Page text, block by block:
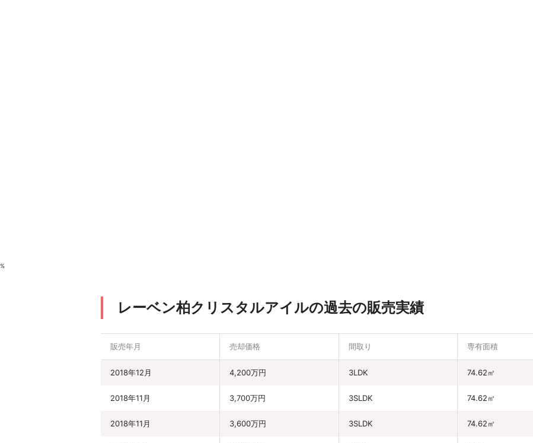
%
レーベン柏クリスタルアイルの過去の販売実績
販売年月 売却価格 間取り 専有面積
2018年12月 4,200万円 3LDK 74.62㎡
2018年11月 3,700万円 3SLDK 74.62㎡
2018年11月 3,600万円 3SLDK 74.62㎡